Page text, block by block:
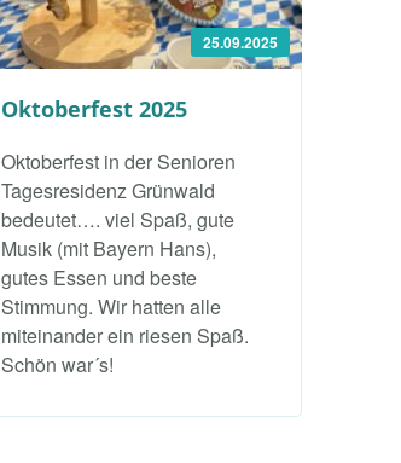
25.09.2025
Oktoberfest 2025
Oktoberfest in der Senioren
Tagesresidenz Grünwald
bedeutet…. viel Spaß, gute
Musik (mit Bayern Hans),
gutes Essen und beste
Stimmung. Wir hatten alle
miteinander ein riesen Spaß.
Schön war´s!